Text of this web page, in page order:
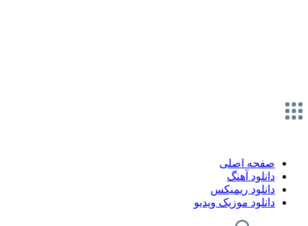
صفحه اصلی
دانلود آهنگ
دانلود ریمیکس
دانلود موزیک ویدیو